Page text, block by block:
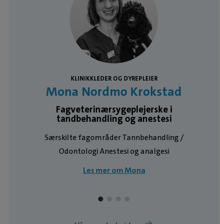
KLINIKKLEDER OG DYREPLEIER
Mona Nordmo Krokstad
Fagveterinærsygeplejerske i
tandbehandling og anestesi
Særskilte fagområder Tannbehandling /
Odontologi Anestesi og analgesi
Les mer om Mona